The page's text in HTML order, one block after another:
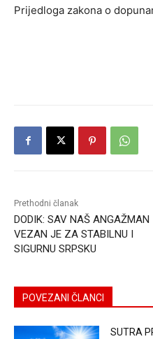
Prijedloga zakona o
Prethodni članak
DODIK: SAV NAŠ ANGAŽMAN
VEZAN JE ZA STABILNU I
SIGURNU SRPSKU
POVEZANI ČLANCI
SUTRA